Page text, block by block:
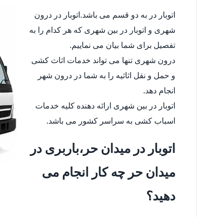
اتوبار در به دو قسم می باشد.اتوبار در درون
شهری و اتوبار در بین شهری که هر کدام را به
تفصیل برای شما بیان می نماییم.
درون شهری تنها می تواند خدمات اثاث کشی
و حمل و نقل اثاثیه را به شما در درون شهر
انجام دهد.
اتوبار در بین شهری ارائه دهنده کلیه خدمات
اسباب کشی به سراسر کشور می باشد.
اتوبار در میدان حر،باربری در
میدان حر چه کار انجام می
دهید؟